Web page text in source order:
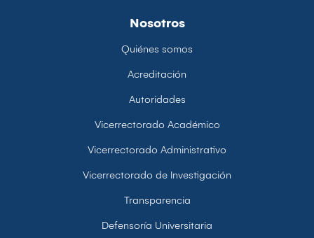
Nosotros
Quiénes somos
Acreditación
Autoridades
Vicerrectorado Académico
Vicerrectorado Administrativo
Vicerrectorado de Investigación
Transparencia
Defensoría Universitaria